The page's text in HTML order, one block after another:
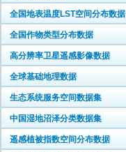
全国地表温度LST空间分布数据
全国作物类型分布数据
高分辨率卫星遥感影像数据
全球基础地理数据
生态系统服务空间数据集
中国湿地沼泽分类数据集
遥感植被指数空间分布数据